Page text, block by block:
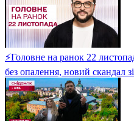
⚡Головне на ранок 22
без опалення, новий скандал